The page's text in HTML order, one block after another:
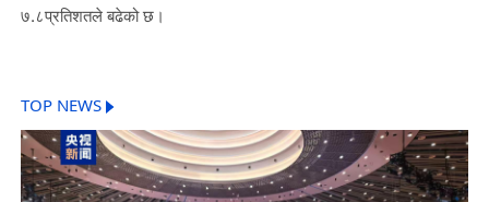
७.८प्रतिशतले बढेको छ।
TOP NEWS